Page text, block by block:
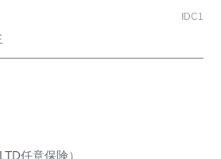
IDC1
任意保険）